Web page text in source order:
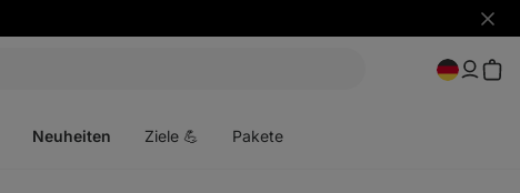
Neuheiten Ziele 💪 Pakete